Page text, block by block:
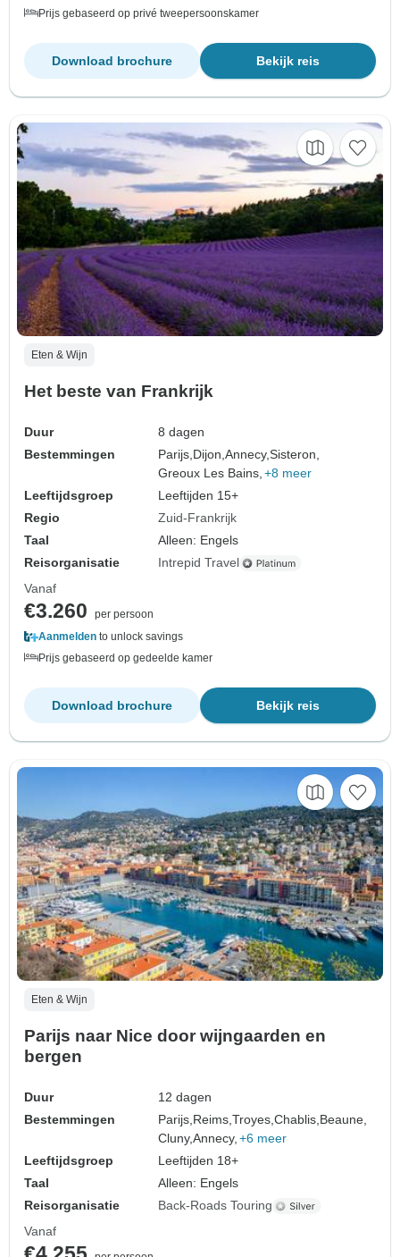
Prijs gebaseerd op privé tweepersoonskamer
Bekijk reis
Download brochure
Eten & Wijn
Het beste van Frankrijk
Duur
8 dagen
Bestemmingen
Parijs,Dijon,Annecy,Sisteron,
Greoux Les Bains, +8 meer
Leeftijdsgroep
Leeftijden 15+
Regio
Zuid-Frankrijk
Taal
Alleen: Engels
Reisorganisatie
Intrepid Travel
Vanaf
€3.260
per persoon
Aanmelden to unlock savings
Prijs gebaseerd op gedeelde kamer
Bekijk reis
Download brochure
Eten & Wijn
Parijs naar Nice door wijngaarden en
bergen
Duur
12 dagen
Bestemmingen
Parijs,Reims,Troyes,Chablis,Beaune,
Cluny,Annecy, +6 meer
Leeftijdsgroep
Leeftijden 18+
Taal
Alleen: Engels
Reisorganisatie
Back-Roads Touring
Vanaf